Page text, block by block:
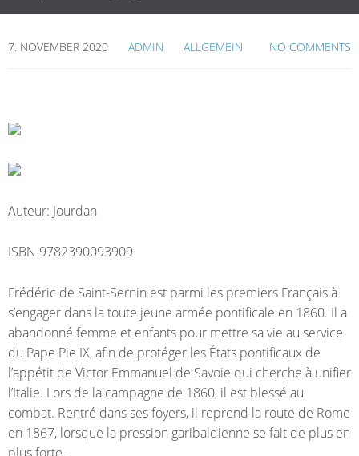
7. NOVEMBER 2020 ADMIN ALLGEMEIN NO COMMENTS
Auteur: Jourdan
ISBN 9782390093909
Frédéric de Saint-Sernin est parmi les premiers Français à
s’engager dans la toute jeune armée pontificale en 1860. Il a
abandonné femme et enfants pour mettre sa vie au service
du Pape Pie IX, afin de protéger les États pontificaux de
l’appétit de Victor Emmanuel de Savoie qui cherche à unifier
l’Italie. Lors de la campagne de 1860, il est blessé au
combat. Rentré dans ses foyers, il reprend la route de Rome
en 1867, lorsque la pression garibaldienne se fait de plus en
plus forte.